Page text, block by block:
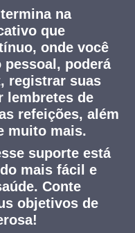
na
que
onde você
pessoal, poderá
registrar suas
lembretes de
refeições, além
muito mais.
suporte está
mais fácil e
Conte
objetivos de